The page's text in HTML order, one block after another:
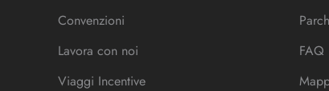
Convenzioni
Lavora con noi
Viaggi Incentive
FAQ